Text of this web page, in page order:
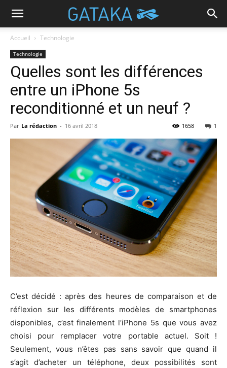
Accueil Technologie
Technologie
Quelles sont les différences
entre un iPhone 5s
reconditionné et un neuf ?
Par La rédaction - 16 avril 2018 1
1658
C’est décidé : après des heures de comparaison et de
réflexion sur les différents modèles de smartphones
disponibles, c’est finalement l’iPhone 5s que vous avez
choisi pour remplacer votre portable actuel. Soit !
Seulement, vous n’êtes pas sans savoir que quand il
s’agit d’acheter un téléphone, deux possibilités sont